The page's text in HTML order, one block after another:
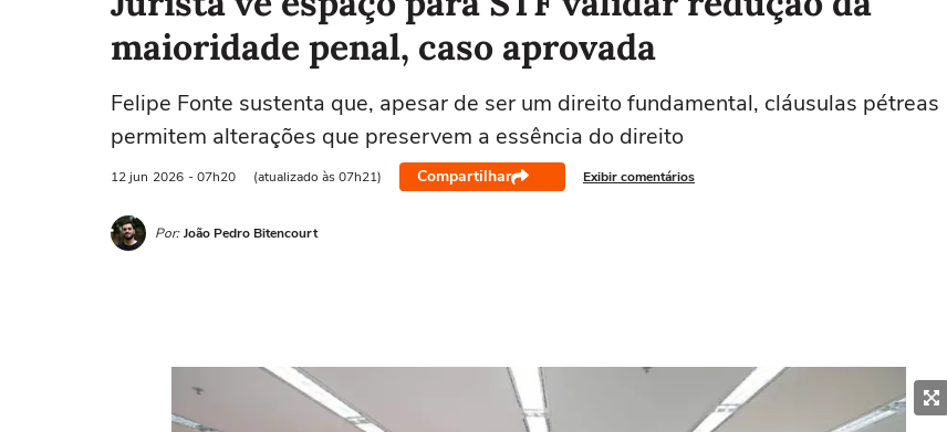
maioridade penal, caso aprovada
Felipe Fonte sustenta que, apesar de ser um direito fundamental, cláusulas pétreas
permitem alterações que preservem a essência do direito
12 jun 2026 - 07h20 (atualizado às 07h21) Compartilhar Exibir comentários
Por: João Pedro Bitencourt